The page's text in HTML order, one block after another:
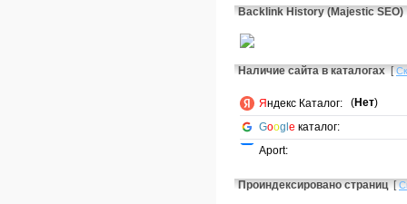
Backlink History (Majestic SEO)
Наличие сайта в каталогах [
Яндекс Каталог: (Нет)
Google каталог:
Aport:
Проиндексировано страниц [